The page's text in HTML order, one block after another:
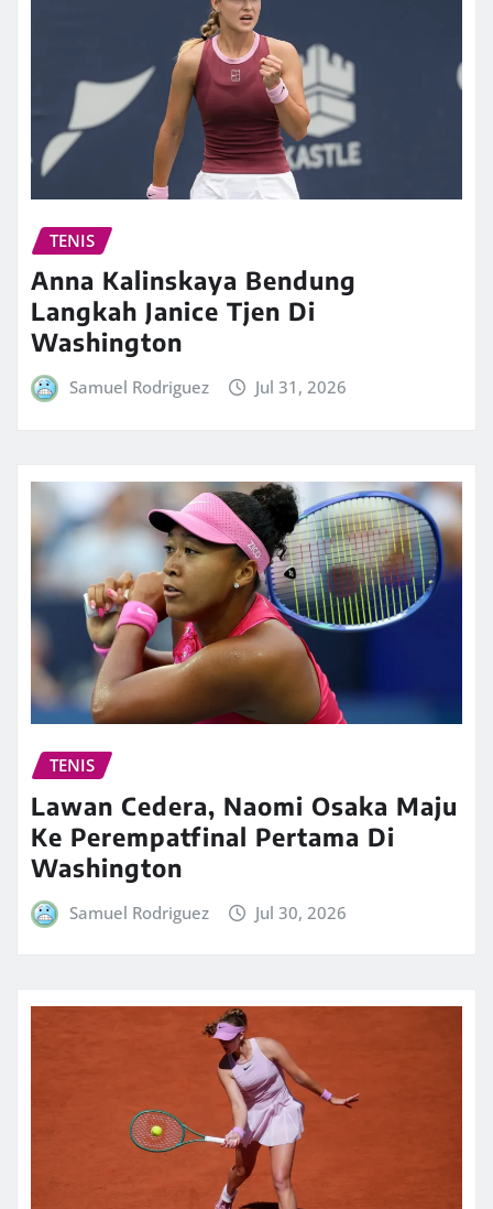
TENIS
Anna Kalinskaya Bendung
Langkah Janice Tjen Di
Washington
Samuel Rodriguez Jul 31, 2026
TENIS
Lawan Cedera, Naomi Osaka Maju
Ke Perempatfinal Pertama Di
Washington
Samuel Rodriguez Jul 30, 2026